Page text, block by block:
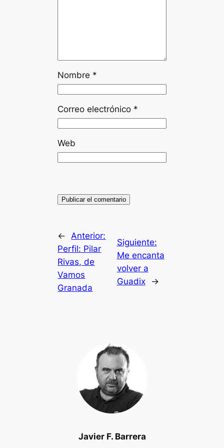
Javier F. Barrera
Nombre *
Correo electrónico *
Web
←
Anterior:
Perfil: Pilar
Rivas, de
Vamos
Granada
Siguiente:
Me encanta
volver a
Guadix
→